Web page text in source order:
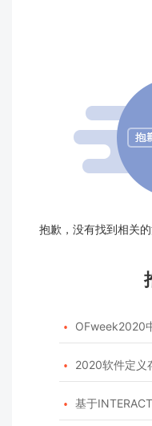
抱歉，没有找到相关
 OFweek2020
 2020软件定义
 基于